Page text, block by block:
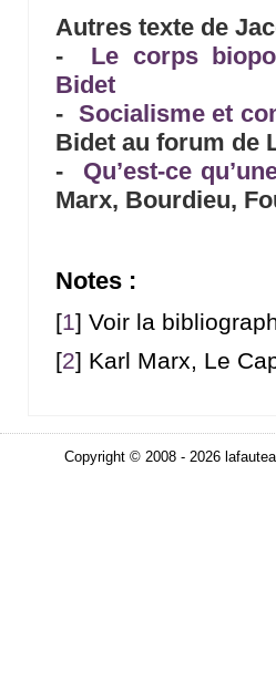
Autres texte de
- Le corps
Bidet
- Socialisme et
Bidet au forum de
- Qu’est-ce
Marx, Bourdieu,
Notes :
[1]Voir la
[2] Karl Marx, Le
Copyright © 2008 - 2026